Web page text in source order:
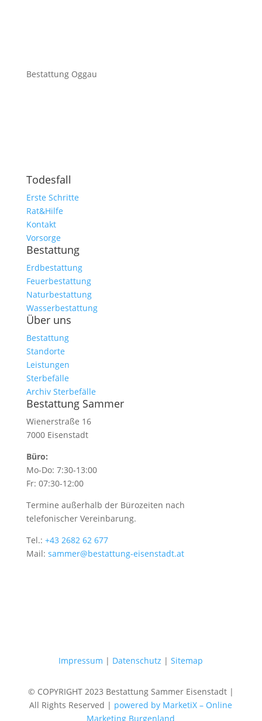
Bestattung Oggau
Todesfall
Erste Schritte
Rat&Hilfe
Kontakt
Vorsorge
Bestattung
Erdbestattung
Feuerbestattung
Naturbestattung
Wasserbestattung
Über uns
Bestattung
Standorte
Leistungen
Sterbefälle
Archiv Sterbefälle
Bestattung Sammer
Wienerstraße 16
7000 Eisenstadt
Büro:
Mo-Do: 7:30-13:00
Fr: 07:30-12:00
Termine außerhalb der Bürozeiten nach
telefonischer Vereinbarung.
Tel.: +43 2682 62 677
Mail: sammer@bestattung-eisenstadt.at
Impressum | Datenschutz |Sitemap
© COPYRIGHT 2023 Bestattung Sammer Eisenstadt |
All Rights Reserved | powered by MarketiX – Online
Marketing Burgenland